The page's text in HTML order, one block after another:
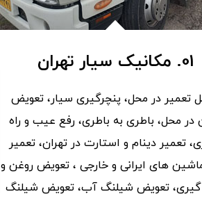
01. مکانیک سیار تهران
تعمیر در محل، پنچرگیری سیار، تعویض
در محل، باطری به باطری، رفع عیب و راه
تعمیر دینام و استارت در تهران، تعمیر
ماشین های ایرانی و خارجی ، تعویض روغن و
گیری، تعویض شیلنگ آب، تعویض شیلنگ